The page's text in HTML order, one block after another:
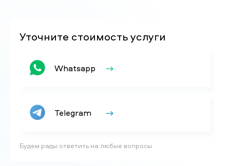
Уточните стоимость услуги
Whatsapp
Telegram
Будем рады ответить на любые вопросы